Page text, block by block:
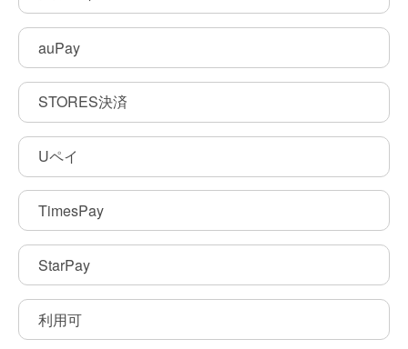
auPay
STORES決済
Uペイ
TimesPay
StarPay
利用可